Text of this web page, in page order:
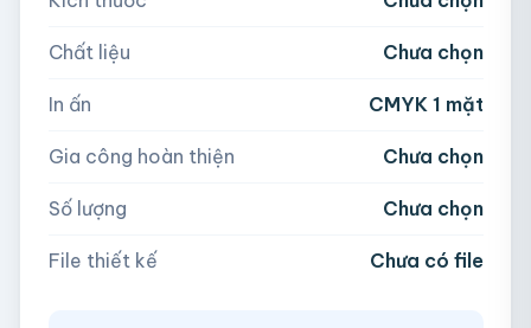
Hoặc nhập số lượng:
− + hộp
AI, PDF, EPS, PSD, PNG, JPG (tối đa 50MB)
Chất liệu Chưa chọn
In ấn CMYK 1 mặt
Gia công hoàn thiện Chưa chọn
Số lượng Chưa chọn
File thiết kế Chưa có file